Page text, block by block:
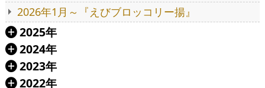
2026年1月～『えびブロッコリー揚』
Á 2025年
Á 2024年
Á 2023年
Á 2022年